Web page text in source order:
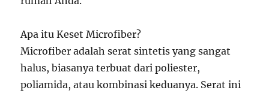
Apa itu Keset Microfiber?
Microfiber adalah serat sintetis yang sangat
halus, biasanya terbuat dari poliester,
poliamida, atau kombinasi keduanya. Serat ini